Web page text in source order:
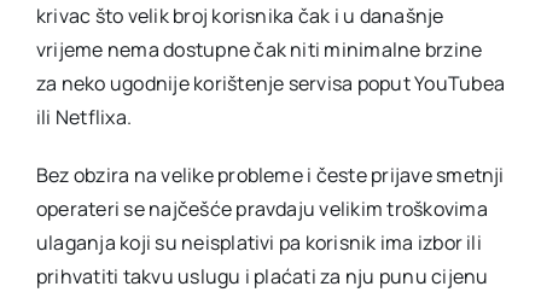
krivac što velik broj korisnika čak i u današnje
vrijeme nema dostupne čak niti minimalne brzine
za neko ugodnije korištenje servisa poput YouTubea
ili Netflixa.
Bez obzira na velike probleme i česte prijave smetnji
operateri se najčešće pravdaju velikim troškovima
ulaganja koji su neisplativi pa korisnik ima izbor ili
prihvatiti takvu uslugu i plaćati za nju punu cijenu